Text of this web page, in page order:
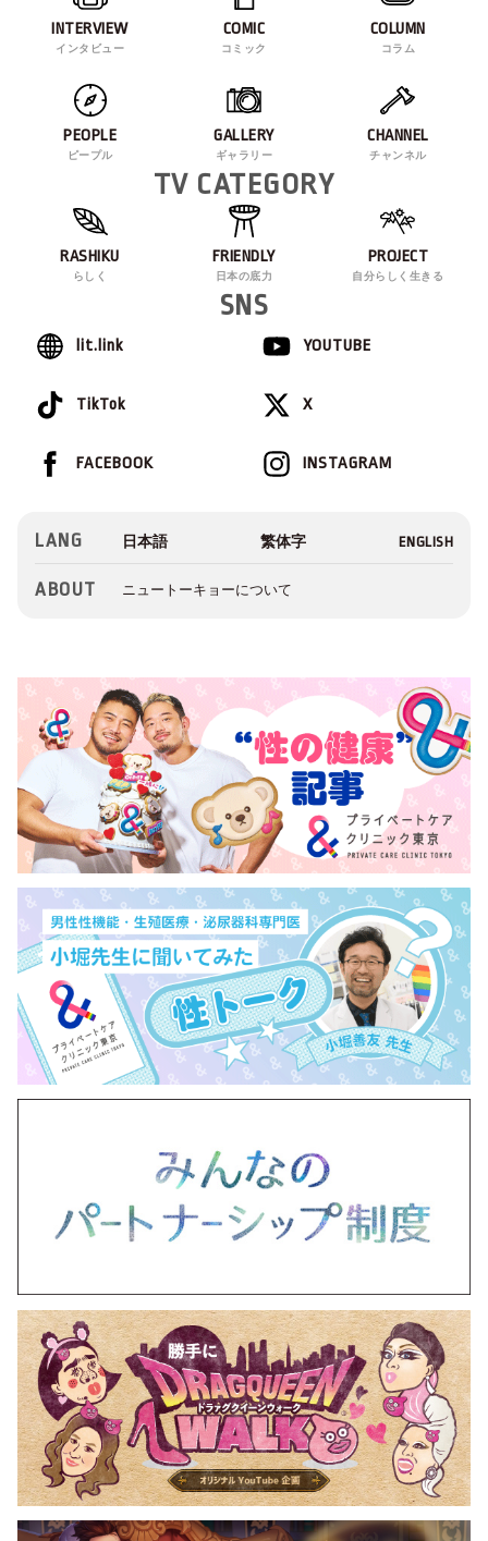
INTERVIEW
インタビュー
COMIC
コミック
COLUMN
コラム
PEOPLE
ピープル
GALLERY
ギャラリー
CHANNEL
チャンネル
TV CATEGORY
RASHIKU
らしく
FRIENDLY
日本の底力
PROJECT
自分らしく生きる
SNS
lit.link YOUTUBE
TikTok X
INSTAGRAM
FACEBOOK
LANG
ABOUT ニュートーキョーについて